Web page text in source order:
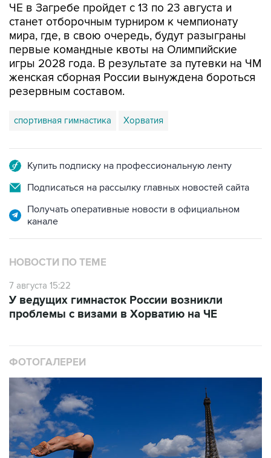
ЧЕ в Загребе пройдет с 13 по 23 августа и
станет отборочным турниром к чемпионату
мира, где, в свою очередь, будут разыграны
первые командные квоты на Олимпийские
игры 2028 года. В результате за путевки на ЧМ
женская сборная России вынуждена бороться
резервным составом.
спортивная гимнастика Хорватия
Купить подписку на профессиональную ленту
Подписаться на рассылку главных новостей сайта
Получать оперативные новости в официальном
канале
НОВОСТИ ПО ТЕМЕ
7 августа 15:22
У ведущих гимнасток России возникли
проблемы с визами в Хорватию на ЧЕ
ФОТОГАЛЕРЕИ